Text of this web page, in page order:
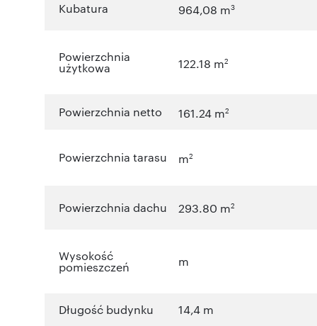
Kubatura 964,08 m3
Powierzchnia
użytkowa 122.18 m2
Powierzchnia netto 161.24 m2
Powierzchnia tarasu m2
Powierzchnia dachu 293.80 m2
Wysokość
pomieszczeń m
Długość budynku 14,4 m